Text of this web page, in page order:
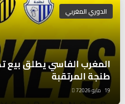
الدوري المغربي
المغرب الفاسي يطلق بيع
طنجة المرتقبة
19 مايو 2026 7